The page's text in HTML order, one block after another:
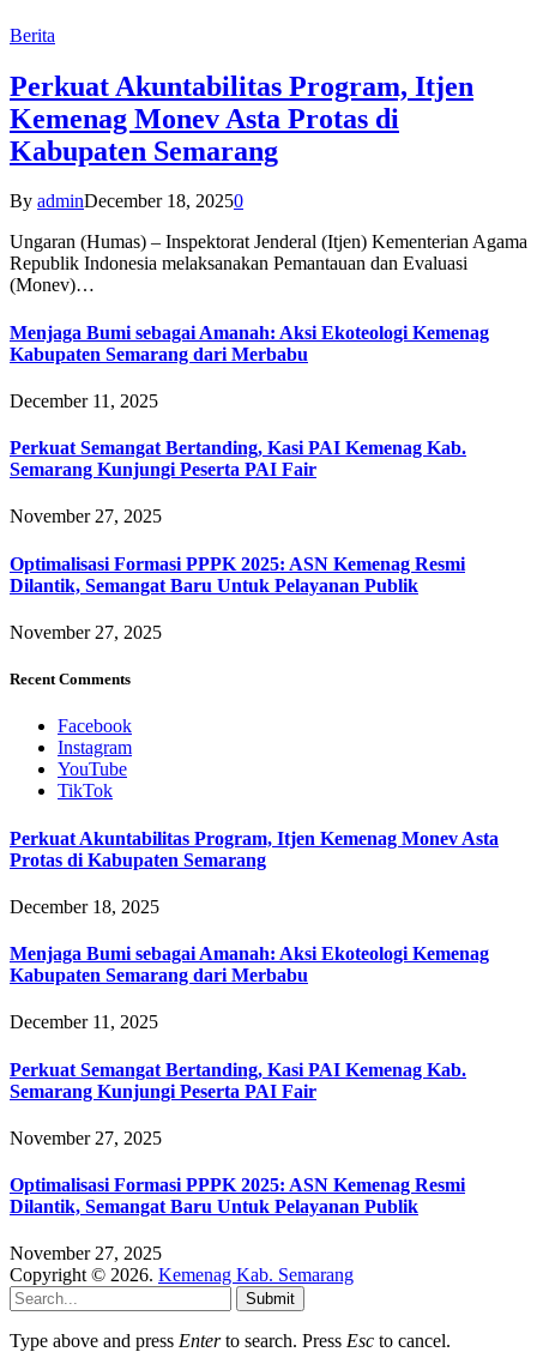
Berita
Perkuat Akuntabilitas Program, Itjen
Kemenag Monev Asta Protas di
Kabupaten Semarang
By adminDecember 18, 20250
Ungaran (Humas) – Inspektorat Jenderal (Itjen) Kementerian Agama
Republik Indonesia melaksanakan Pemantauan dan Evaluasi
(Monev)…
Menjaga Bumi sebagai Amanah: Aksi Ekoteologi Kemenag
Kabupaten Semarang dari Merbabu
December 11, 2025
Perkuat Semangat Bertanding, Kasi PAI Kemenag Kab.
Semarang Kunjungi Peserta PAI Fair
November 27, 2025
Optimalisasi Formasi PPPK 2025: ASN Kemenag Resmi
Dilantik, Semangat Baru Untuk Pelayanan Publik
November 27, 2025
Recent Comments
Facebook
Instagram
YouTube
TikTok
Perkuat Akuntabilitas Program, Itjen Kemenag Monev Asta
Protas di Kabupaten Semarang
December 18, 2025
Menjaga Bumi sebagai Amanah: Aksi Ekoteologi Kemenag
Kabupaten Semarang dari Merbabu
December 11, 2025
Perkuat Semangat Bertanding, Kasi PAI Kemenag Kab.
Semarang Kunjungi Peserta PAI Fair
November 27, 2025
Optimalisasi Formasi PPPK 2025: ASN Kemenag Resmi
Dilantik, Semangat Baru Untuk Pelayanan Publik
November 27, 2025
Copyright © 2026. Kemenag Kab. Semarang
Submit
Type above and press Enterto search. Press Esc to cancel.